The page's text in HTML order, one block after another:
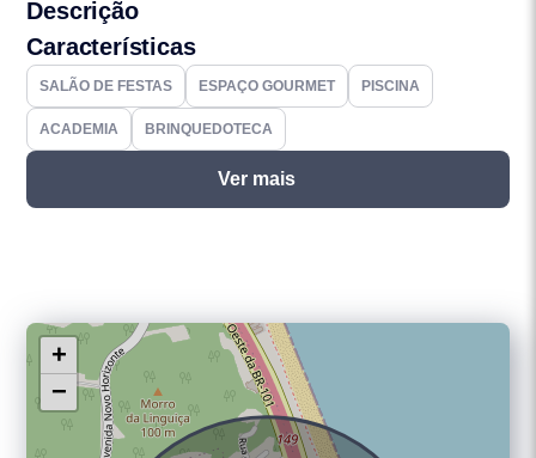
Descrição
Características
SALÃO DE FESTAS ESPAÇO GOURMET PISCINA
ACADEMIA BRINQUEDOTECA
Ver mais
+
−